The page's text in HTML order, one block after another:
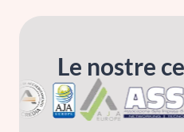
Le nostre